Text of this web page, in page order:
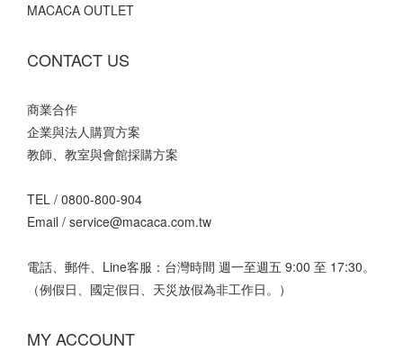
MACACA OUTLET
CONTACT US
商業合作
企業與法人購買方案
教師、教室與會館採購方案
TEL / 0800-800-904
Email / service@macaca.com.tw
電話、郵件、Line客服：台灣時間 週一至週五 9:00 至 17:30。
（例假日、國定假日、天災放假為非工作日。）
MY ACCOUNT